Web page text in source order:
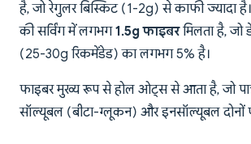
है, जो रेगुलर बिस्किट (1-2g) से काफी ज्यादा
की सर्विंग में लगभग1.5g फाइबरमिलता है, जो
(25-30g रिकमेंडेड) का लगभग 5% है।
फाइबर मुख्य रूप से होल ओट्स से आता है, जो
सॉल्यूबल (बीटा-ग्लूकन) और इनसॉल्यूबल दोनों